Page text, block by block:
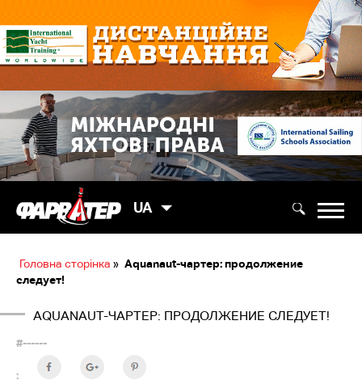
UA
Головна сторінка » Aquanaut-чартер: продолжение
следует!
AQUANAUT-ЧАРТЕР: ПРОДОЛЖЕНИЕ СЛЕДУЕТ!
#------
: